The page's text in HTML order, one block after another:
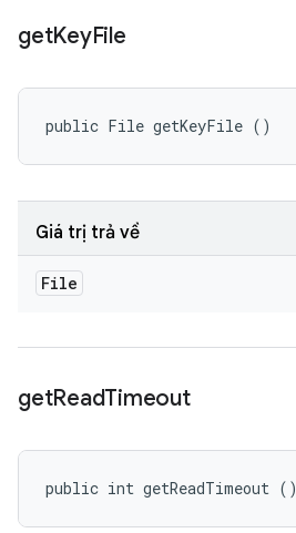
getKeyFile
public File getKeyFile ()
Giá trị trả về
File
getReadTimeout
public int getReadTimeout ()